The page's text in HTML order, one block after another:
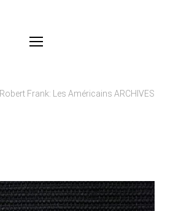
Robert Frank: Les Américains ARCHIVES